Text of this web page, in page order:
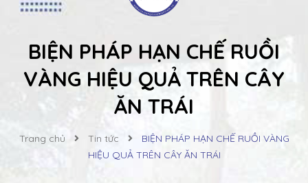
BIỆN PHÁP HẠN CHẾ RUỒI
VÀNG HIỆU QUẢ TRÊN CÂY
ĂN TRÁI
Trang chủ Tin tức
BIỆN PHÁP HẠN CHẾ RUỒI VÀNG
HIỆU QUẢ TRÊN CÂY ĂN TRÁI